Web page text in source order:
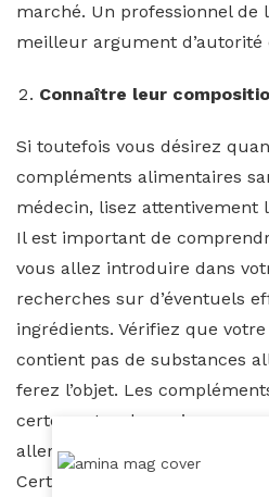
marché. Un professionnel de
meilleur argument d’autorité
Connaître leur
Si toutefois vous désirez
compléments alimentaires
médecin, lisez attentivement
Il est important de
vous allez introduire dans
recherches sur d’éventuels
ingrédients. Vérifiez que
contient pas de substances
ferez l’objet. Les
certes naturels, mais personne
allergie à un composant
Certaines herbes naturelles